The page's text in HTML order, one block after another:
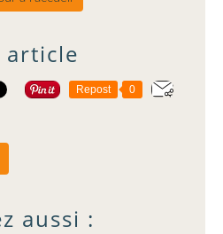
article
Repost 0
aussi :